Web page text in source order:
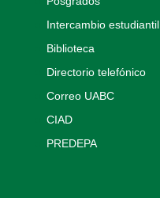
Intercambio estudiantil
Biblioteca
Directorio telefónico
Correo UABC
CIAD
PREDEPA